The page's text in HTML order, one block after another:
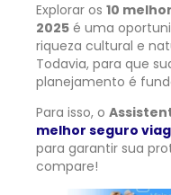
Explorar os 10
2025 é uma
riqueza cultural e
Todavia, para que
planejamento é
Para isso, o
melhor seguro
para garantir sua
compare!